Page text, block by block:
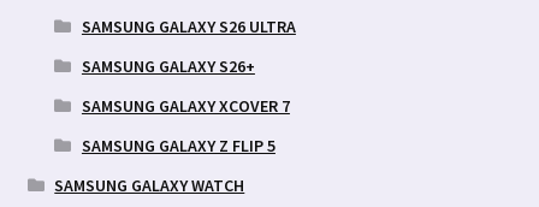
SAMSUNG GALAXY S26 ULTRA
SAMSUNG GALAXY S26+
SAMSUNG GALAXY XCOVER 7
SAMSUNG GALAXY Z FLIP 5
SAMSUNG GALAXY WATCH